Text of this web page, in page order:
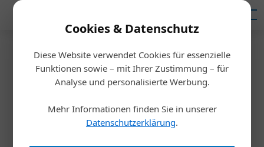
Cookies & Datenschutz
Diese Website verwendet Cookies für essenzielle
Funktionen sowie – mit Ihrer Zustimmung – für
Analyse und personalisierte Werbung.
Mehr Informationen finden Sie in unserer
Datenschutzerklärung.
Startseite/Meldungen
2023: Zinsschock voraus?
Redaktion 12.12.2022, 13:32 Uhr